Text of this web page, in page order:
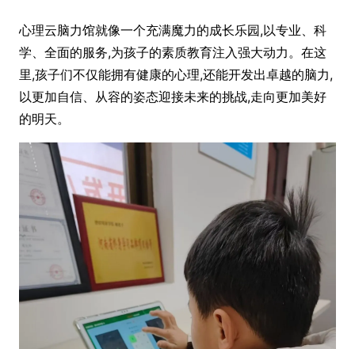
心理云脑力馆就像一个充满魔力的成长乐园,以专业、科
学、全面的服务,为孩子的素质教育注入强大动力。在这
里,孩子们不仅能拥有健康的心理,还能开发出卓越的脑力,
以更加自信、从容的姿态迎接未来的挑战,走向更加美好
的明天。